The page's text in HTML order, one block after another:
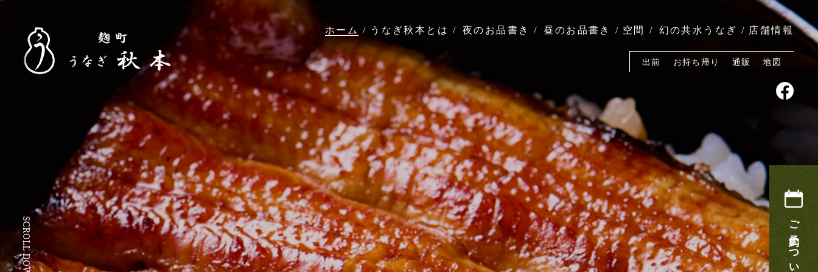
ホーム うなぎ秋本とは 夜のお品書き 昼のお品書き 空間 幻の共水うなぎ 店舗情報
出前 お持ち帰り 通販 地図
ご予約について
SCROLL DOWN